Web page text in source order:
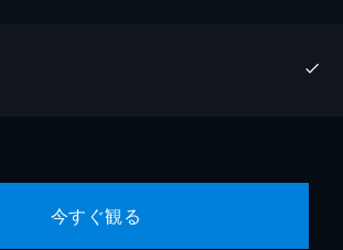
今すぐ観る